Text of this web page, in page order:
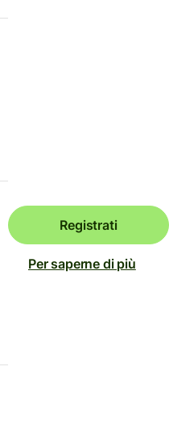
Registrati
Per saperne di più